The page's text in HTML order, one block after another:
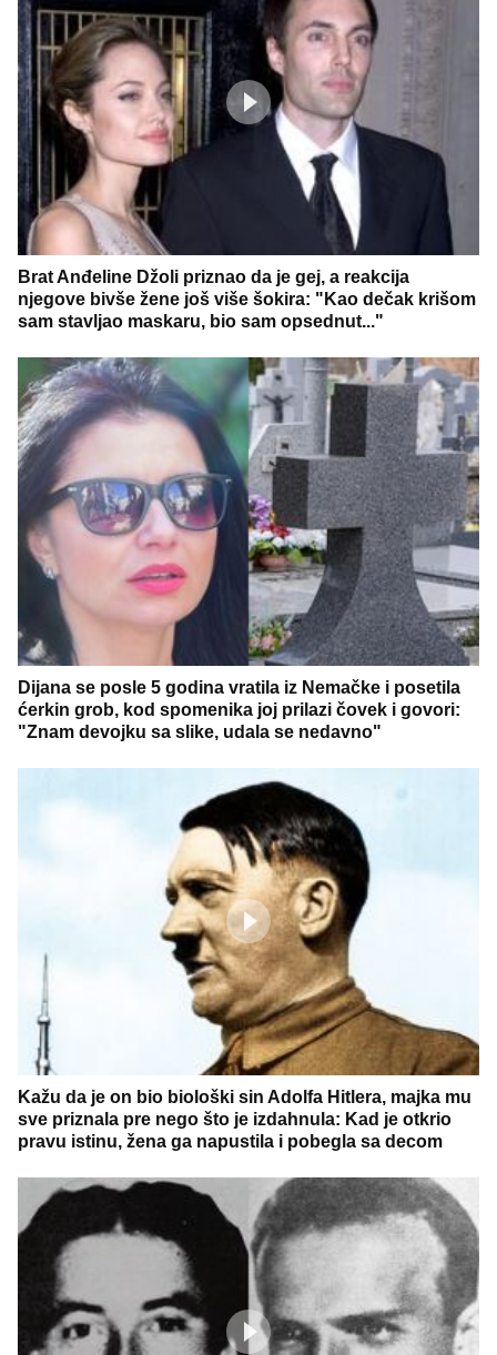
Brat Anđeline Džoli priznao da je gej, a reakcija
njegove bivše žene još više šokira: "Kao dečak krišom
sam stavljao maskaru, bio sam opsednut..."
Dijana se posle 5 godina vratila iz Nemačke i posetila
ćerkin grob, kod spomenika joj prilazi čovek i govori:
"Znam devojku sa slike, udala se nedavno"
Kažu da je on bio biološki sin Adolfa Hitlera, majka mu
sve priznala pre nego što je izdahnula: Kad je otkrio
pravu istinu, žena ga napustila i pobegla sa decom